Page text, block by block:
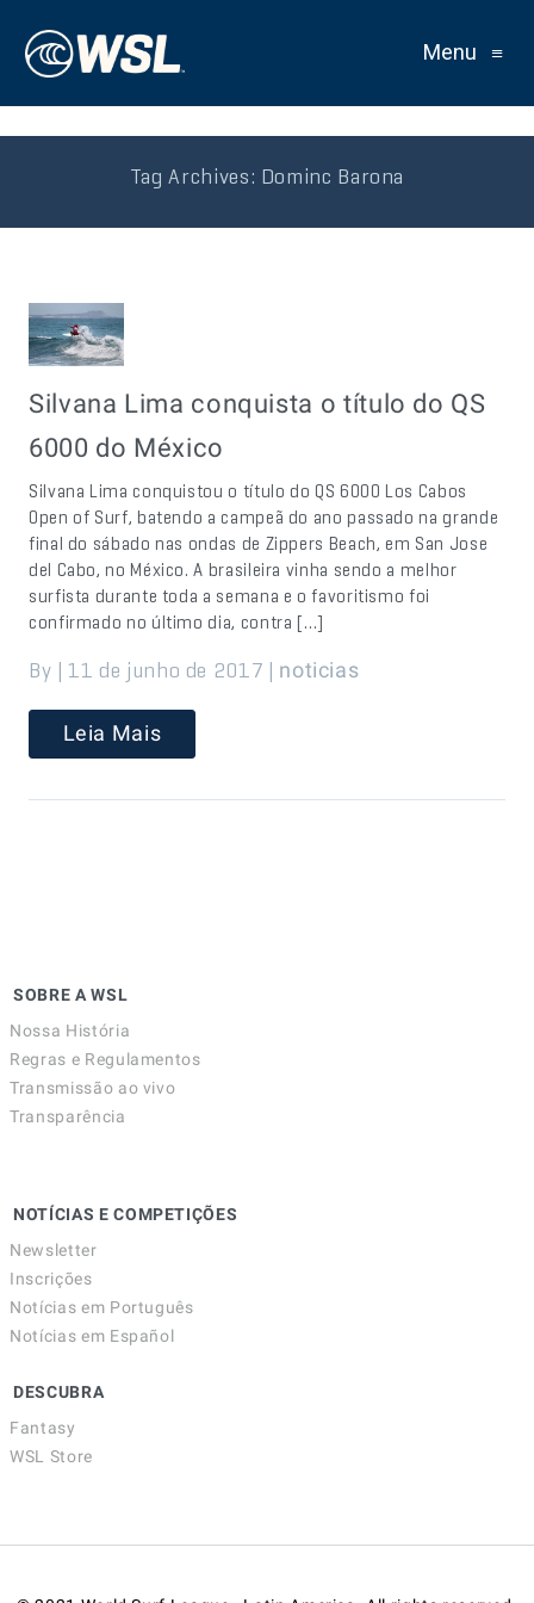
Menu ≡
Tag Archives: Dominc Barona
Silvana Lima conquista o título do QS
6000 do México
Silvana Lima conquistou o título do QS 6000 Los Cabos
Open of Surf, batendo a campeã do ano passado na grande
final do sábado nas ondas de Zippers Beach, em San Jose
del Cabo, no México. A brasileira vinha sendo a melhor
surfista durante toda a semana e o favoritismo foi
confirmado no último dia, contra […]
By | 11 de junho de 2017 | noticias
Leia Mais
SOBRE A WSL
Nossa História
Regras e Regulamentos
Transmissão ao vivo
Transparência
NOTÍCIAS E COMPETIÇÕES
Newsletter
Inscrições
Notícias em Português
Notícias em Español
DESCUBRA
Fantasy
WSL Store